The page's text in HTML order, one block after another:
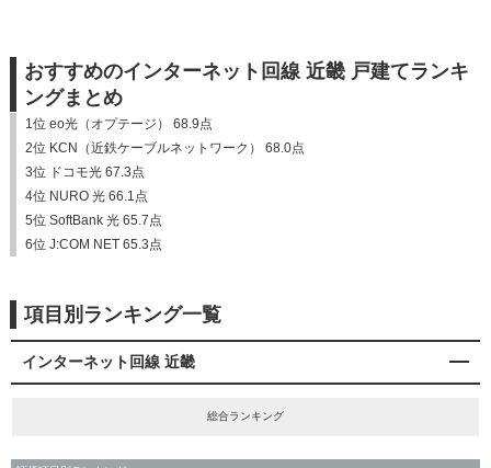
おすすめのインターネット回線 近畿 戸建てランキ
ングまとめ
1位 eo光（オプテージ） 68.9点
2位 KCN（近鉄ケーブルネットワーク） 68.0点
3位 ドコモ光 67.3点
4位 NURO 光 66.1点
5位 SoftBank 光 65.7点
6位 J:COM NET 65.3点
項目別ランキング一覧
インターネット回線 近畿
総合ランキング